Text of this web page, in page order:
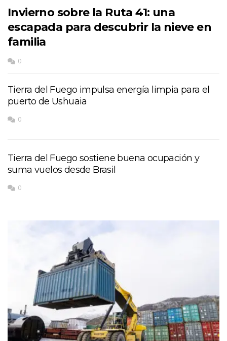
Invierno sobre la Ruta 41: una
escapada para descubrir la nieve en
familia
0
Tierra del Fuego impulsa energía limpia para el
puerto de Ushuaia
0
Tierra del Fuego sostiene buena ocupación y
suma vuelos desde Brasil
0